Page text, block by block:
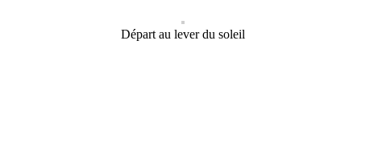
Départ au lever du soleil